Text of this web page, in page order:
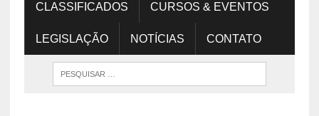
CLASSIFICADOS CURSOS & EVENTOS
LEGISLAÇÃO NOTÍCIAS CONTATO